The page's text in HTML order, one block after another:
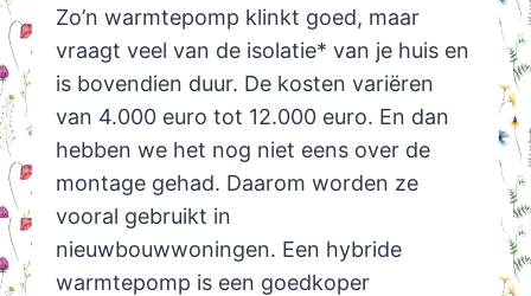
Zo’n warmtepomp klinkt goed, maar
vraagt veel van de isolatie* van je huis en
is bovendien duur. De kosten variëren
van 4.000 euro tot 12.000 euro. En dan
hebben we het nog niet eens over de
montage gehad. Daarom worden ze
vooral gebruikt in
nieuwbouwwoningen. Een hybride
warmtepomp is een goedkoper